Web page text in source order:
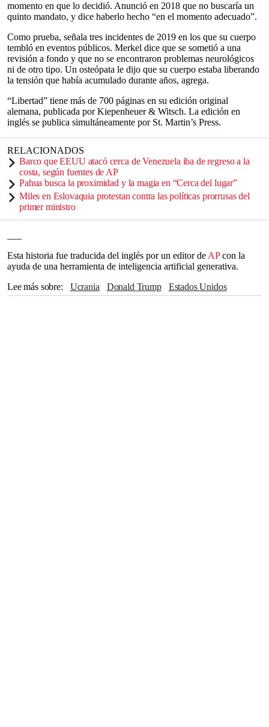
momento en que lo decidió. Anunció en 2018 que no buscaría un
quinto mandato, y dice haberlo hecho “en el momento adecuado”.
Como prueba, señala tres incidentes de 2019 en los que su cuerpo
tembló en eventos públicos. Merkel dice que se sometió a una
revisión a fondo y que no se encontraron problemas neurológicos
ni de otro tipo. Un osteópata le dijo que su cuerpo estaba liberando
la tensión que había acumulado durante años, agrega.
“Libertad” tiene más de 700 páginas en su edición original
alemana, publicada por Kiepenheuer & Witsch. La edición en
inglés se publica simultáneamente por St. Martin’s Press.
RELACIONADOS
Barco que EEUU atacó cerca de Venezuela iba de regreso a la
costa, según fuentes de AP
Pahua busca la proximidad y la magia en “Cerca del lugar”
Miles en Eslovaquia protestan contra las políticas prorrusas del
primer ministro
Esta historia fue traducida del inglés por un editor de APcon la
ayuda de una herramienta de inteligencia artificial generativa.
Lee más sobre
Ucrania Donald Trump
Estados Unidos